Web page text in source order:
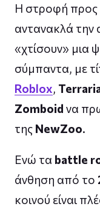
Η στροφή προς
αντανακλά την
«χτίσουν» μια
σύμπαντα, με
Roblox,
Zomboid να
της NewZoo.
Ενώ τα battle
άνθηση από το
κοινού είναι